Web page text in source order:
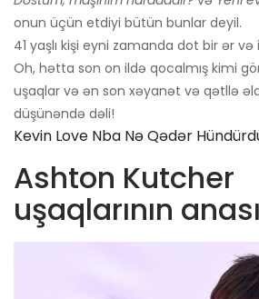
onun üçün etdiyi bütün bunlar deyil.
41 yaşlı kişi eyni zamanda dot bir ər və
Oh, hətta son on ildə qocalmış kimi
uşaqlar və ən son xəyanət və qətllə
düşünəndə dəli!
Kevin Love Nba Nə Qədər
Ashton Kutcher
uşaqlarının